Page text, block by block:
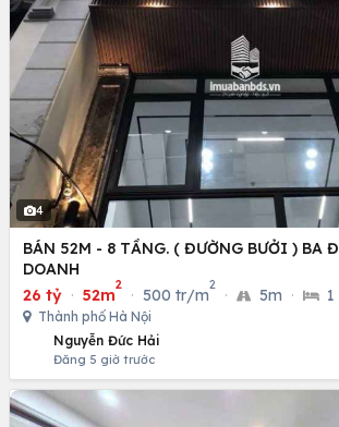
4
BÁN 52M - 8 TẦNG. ( ĐƯỜNG BƯỞI ) BA
DOANH
26 tỷ · 52m
2
· 500 tr/m
2
· 5m · 1
Thành phố Hà Nội
Nguyễn Đức Hải
Đăng 5 giờ trước